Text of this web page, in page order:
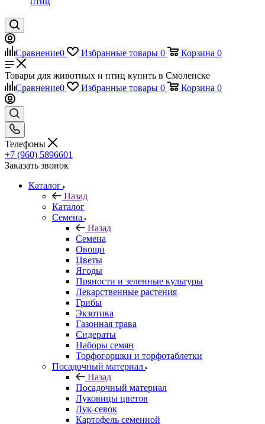
Сравнение0 Избранные товары 0 Корзина 0
Товары для животных и птиц купить в Смоленске
Сравнение0 Избранные товары 0 Корзина 0
Телефоны
+7 (960) 5896601
Заказать звонок
Каталог
Назад
Каталог
Семена
Назад
Семена
Овощи
Цветы
Ягоды
Пряности и зеленные культуры
Лекарственные растения
Грибы
Экзотика
Газонная трава
Сидераты
Наборы семян
Торфогоршки и торфотаблетки
Посадочный материал
Назад
Посадочный материал
Луковицы цветов
Лук-севок
Картофель семенной